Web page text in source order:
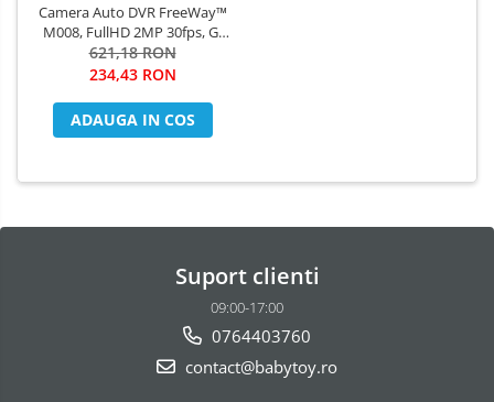
Camera Auto DVR FreeWay™
M008, FullHD 2MP 30fps, G-
senzor, Lentile Sony, 2 inch
LCD, Super Night Vision,
Suport prindere, Detectare
miscare, Inregistrare Ciclica (
621,18 RON
234,43 RON
ADAUGA IN COS
Suport clienti
09:00-17:00
0764403760
contact@babytoy.ro